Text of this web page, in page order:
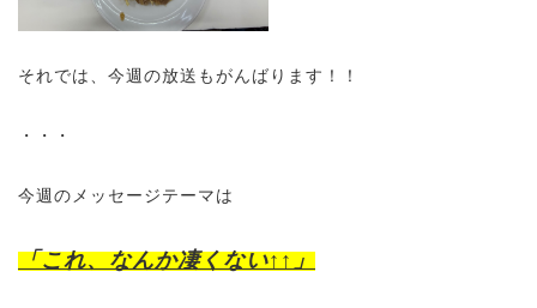
それでは、今週の放送もがんばります！！
・・・
今週のメッセージテーマは
「これ、なんか凄くない↑↑」